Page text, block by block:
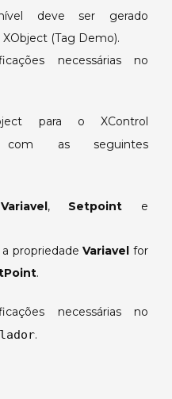
deve ser gerado
(Tag Demo).
necessárias no
para o XControl
as seguintes
Variavel, Setpoint e
a propriedadeVariavel for
.
necessárias no
.